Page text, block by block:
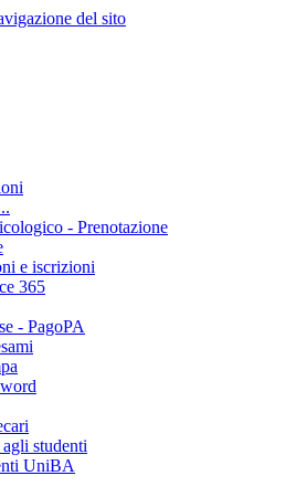
del sito
- Prenotazione
e iscrizioni
365
- PagoPA
studenti
UniBA